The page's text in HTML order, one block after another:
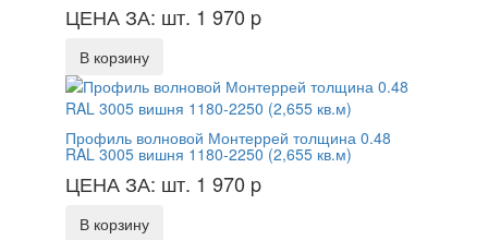
ЦЕНА ЗА: шт. 1 970 p
В корзину
Профиль волновой Монтеррей толщина 0.48
RAL 3005 вишня 1180-2250 (2,655 кв.м)
ЦЕНА ЗА: шт. 1 970 p
В корзину